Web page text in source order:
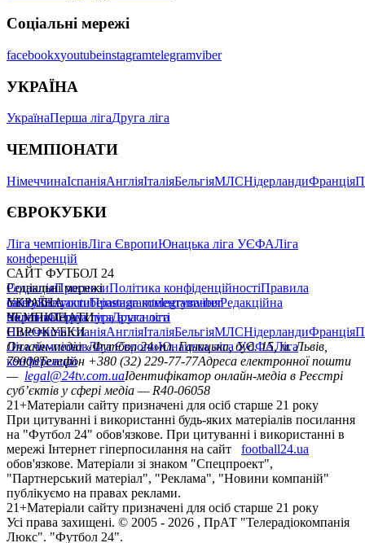
Соціальні мережі
facebookxyoutubeinstagramtelegramviber
УКРАЇНА
УкраїнаПерша лігаДруга ліга
ЧЕМПІОНАТИ
НімеччинаІспаніяАнгліяІталіяБельгіяМЛСНідерландиФранція
ЄВРОКУБКИ
Ліга чемпіонівЛіга ЄвропиЮнацька ліга УЄФАЛіга
конференцій
САЙТ ФУТБОЛ 24
РедакціяПрогнозиПолітика конфіденційностіПравила
сайтуКонтактиПравила коментуванняРедакційна
політикаСтруктура власності
Соціальні мережі
facebookxyoutubeinstagramtelegramviber
УКРАЇНА
УкраїнаПерша лігаДруга ліга
ЧЕМПІОНАТИ
НімеччинаІспаніяАнгліяІталіяБельгіяМЛСНідерландиФранція
ЄВРОКУБКИ
Ліга чемпіонівЛіга ЄвропиЮнацька ліга УЄФАЛіга
конференцій
Онлайн-медіа «Футбол 24»пл. Галицька, буд. 15, м. Львів,
79008Телефон +380 (32) 229-77-77Адреса електронної пошти
— legal@24tv.com.uaІдентифікатор онлайн-медіа в Реєстрі
суб’єктів у сфері медіа — R40-06058
21+Матеріали сайту призначені для осіб старше 21 року
При цитуванні і використанні будь-яких матеріалів посилання
на "Футбол 24" обов'язкове. При цитуванні і використанні в
мережі Інтернет гіперпосилання на сайт
football24.ua
обов'язкове. Матеріали зі знаком "Спецпроект",
"Партнерський матеріал", "Реклама", "Новини компаній"
публікуємо на правах реклами.
21+Матеріали сайту призначені для осіб старше 21 року
Усi права захищенi. © 2005 - 2026 , ПрАТ "Телерадіокомпанія
Люкс". "Футбол 24".